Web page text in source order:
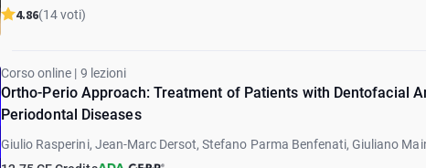
4.86(14 voti)
Corso online | 9 lezioni
Ortho-Perio Approach: Treatment of Patients with Dentofacial
Periodontal Diseases
Giulio Rasperini, Jean-Marc Dersot, Stefano Parma Benfenati, Giuliano